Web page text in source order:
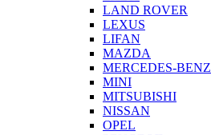
LAND ROVER
LEXUS
LIFAN
MAZDA
MERCEDES-BENZ
MINI
MITSUBISHI
NISSAN
OPEL